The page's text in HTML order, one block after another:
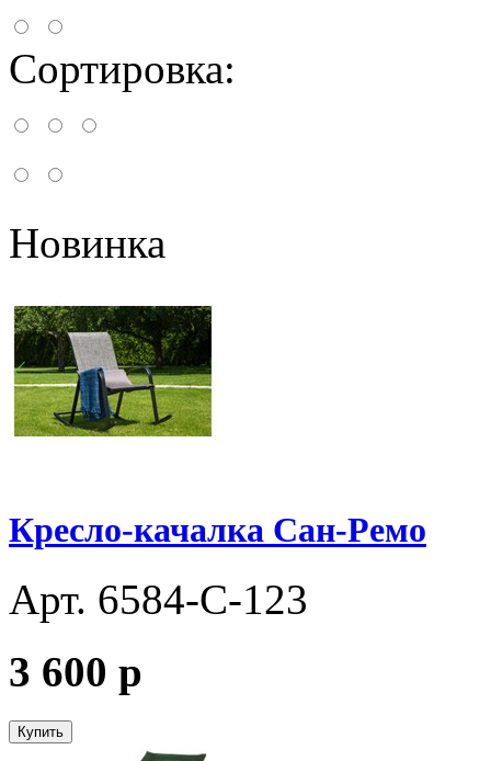
Сортировка:
Новинка
Кресло-качалка Сан-Ремо
Арт. 6584-С-123
3 600 p
Купить